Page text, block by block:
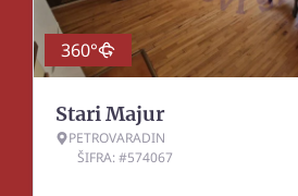
360°
Stari Majur
PETROVARADIN
ŠIFRA: #574067